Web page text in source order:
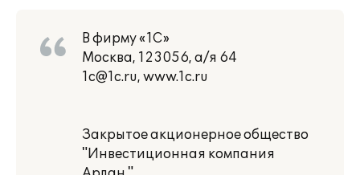
В фирму «1С»
Москва, 123056, а/я 64
1c@1c.ru, www.1c.ru
Закрытое акционерное общество
"Инвестиционная компания